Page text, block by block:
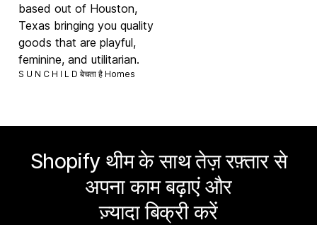
based out of Houston,
Texas bringing you quality
goods that are playful,
feminine, and utilitarian.
S U N C H I L D बेचता है Homes
Shopify थीम के साथ तेज़ रफ़्तार से
अपना काम बढ़ाएं और
ज़्यादा बिक्री करें